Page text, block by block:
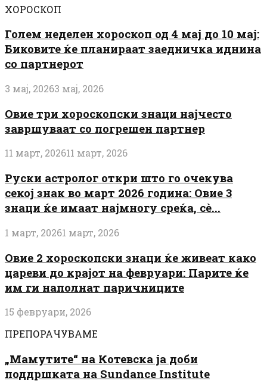
ХОРОСКОП
Голем неделен хороскоп од 4 мај до 10 мај:
Биковите ќе планираат заедничка иднина
со партнерот
3 мај, 20263 мај, 2026
Овие три хороскопски знаци најчесто
завршуваат со погрешен партнер
11 март, 202611 март, 2026
Руски астролог откри што го очекува
секој знак во март 2026 година: Овие 3
знаци ќе имаат најмногу среќа, сè...
1 март, 20261 март, 2026
Овие 2 хороскопски знаци ќе живеат како
цареви до крајот на февруари: Парите ќе
им ги наполнат паричниците
15 февруари, 2026
ПРЕПОРАЧУВАМЕ
„Мамутите“ на Котевска ја доби
поддршката на Sundance Institute